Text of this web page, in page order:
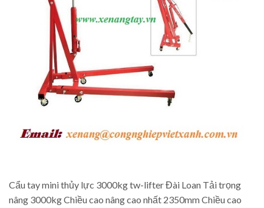
Cẩu tay mini thủy lực 3000kg tw-lifter Đài Loan Tải trọng
nâng 3000kg Chiều cao nâng cao nhất 2350mm Chiều cao